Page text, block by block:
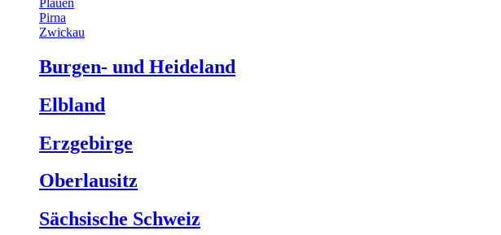
Pirna
Zwickau
Burgen- und Heideland
Elbland
Erzgebirge
Oberlausitz
Sächsische Schweiz